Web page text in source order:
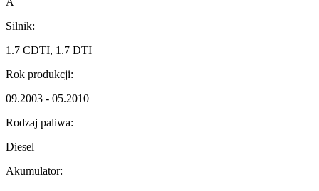
Silnik:
1.7 CDTI, 1.7 DTI
Rok produkcji:
09.2003 - 05.2010
Rodzaj paliwa:
Diesel
Akumulator: